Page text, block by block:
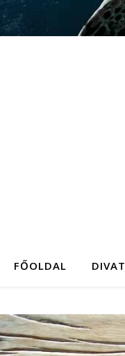
FŐOLDAL DIVAT